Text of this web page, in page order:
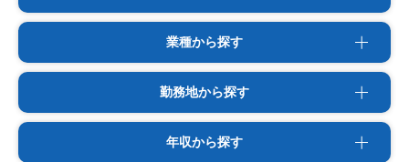
業種から探す
勤務地から探す
年収から探す